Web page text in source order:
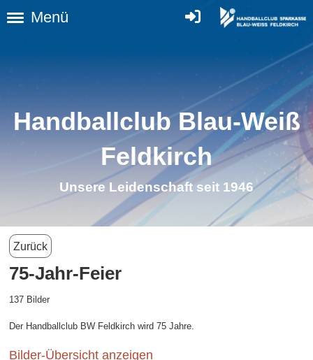
Menü
Handballclub Blau-Weiß
Feldkirch
Unsere Leidenschaft seit 1946
Zurück
75-Jahr-Feier
137 Bilder
Der Handballclub BW Feldkirch wird 75 Jahre.
Bilder-Übersicht anzeigen